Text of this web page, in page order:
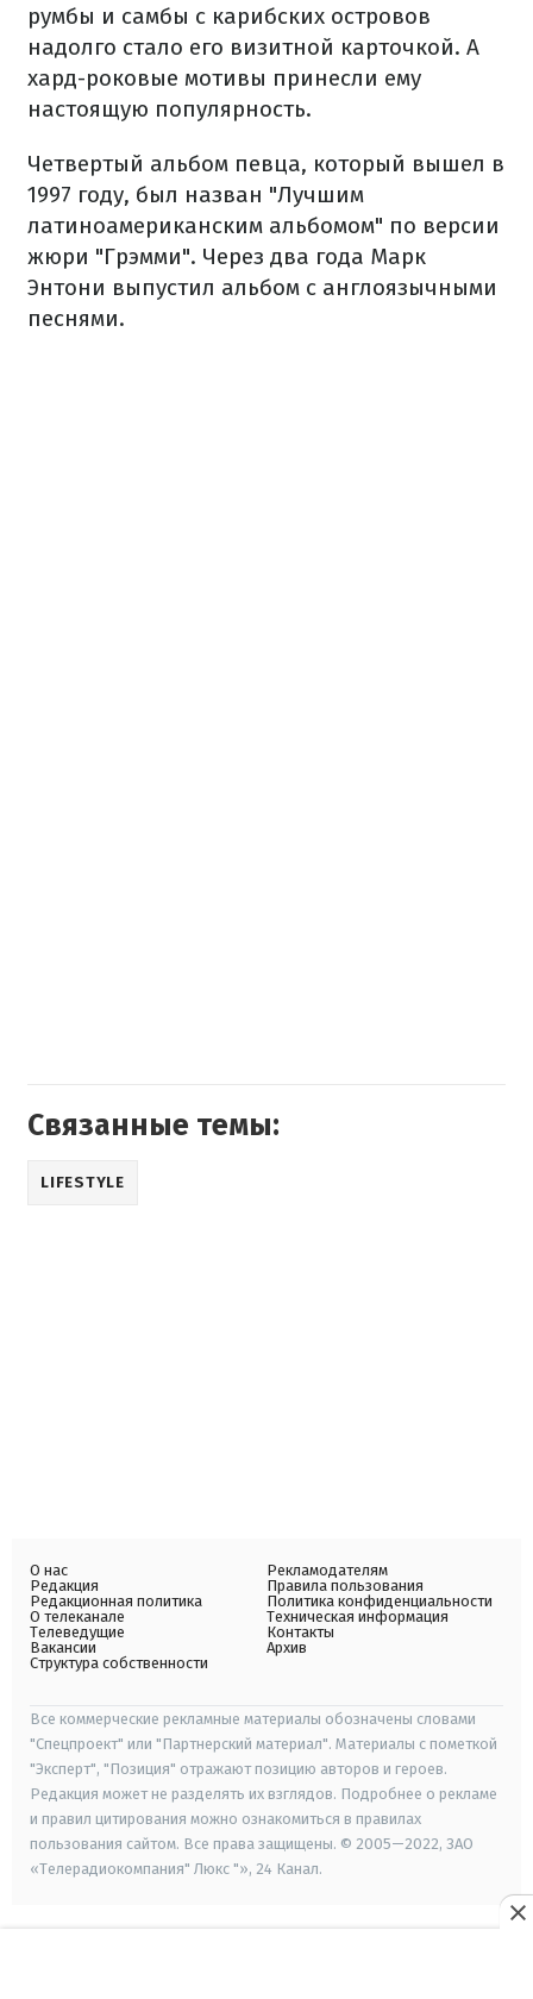
румбы и самбы с карибских островов
надолго стало его визитной карточкой. А
хард-роковые мотивы принесли ему
настоящую популярность.
Четвертый альбом певца, который вышел в
1997 году, был назван "Лучшим
латиноамериканским альбомом" по версии
жюри "Грэмми". Через два года Марк
Энтони выпустил альбом с англоязычными
песнями.
Связанные темы:
LIFESTYLE
О нас
Редакция
Редакционная политика
О телеканале
Телеведущие
Вакансии
Структура собственности
Рекламодателям
Правила пользования
Политика конфиденциальности
Техническая информация
Контакты
Архив
Все коммерческие рекламные материалы обозначены словами
"Спецпроект" или "Партнерский материал". Материалы с пометкой
"Эксперт", "Позиция" отражают позицию авторов и героев.
Редакция может не разделять их взглядов. Подробнее о рекламе
и правил цитирования можно ознакомиться в правилах
пользования сайтом. Все права защищены. © 2005—2022, ЗАО
«Телерадиокомпания" Люкс "», 24 Канал.